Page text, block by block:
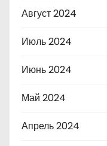
Август 2024
Июль 2024
Июнь 2024
Май 2024
Апрель 2024